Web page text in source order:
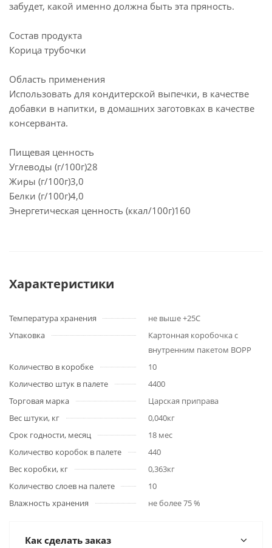
забудет, какой именно должна быть эта пряность.
Состав продукта
Корица трубочки
Область применения
Использовать для кондитерской выпечки, в качестве
добавки в напитки, в домашних заготовках в качестве
консерванта.
Пищевая ценность
Углеводы (г/100г)28
Жиры (г/100г)3,0
Белки (г/100г)4,0
Энергетическая ценность (ккал/100г)160
Характеристики
Температура хранения
не выше +25С
Упаковка
Картонная коробочка с
внутренним пакетом ВОРР
Количество в коробке
10
Количество штук в палете
4400
Торговая марка
Царская приправа
Вес штуки, кг
0,040кг
Срок годности, месяц
18 мес
Количество коробок в палете
440
Вес коробки, кг
0,363кг
Количество слоев на палете
10
Влажность хранения
не более 75 %
Как сделать заказ